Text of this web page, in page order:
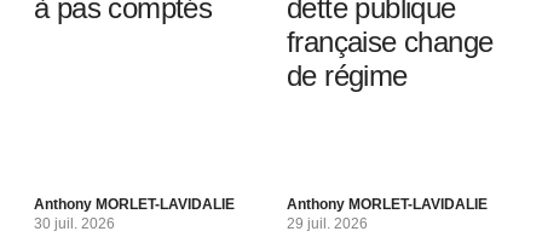
à pas comptés
Anthony MORLET-LAVIDALIE
30 juil. 2026
dette publique
française change
de régime
Anthony MORLET-LAVIDALIE
29 juil. 2026